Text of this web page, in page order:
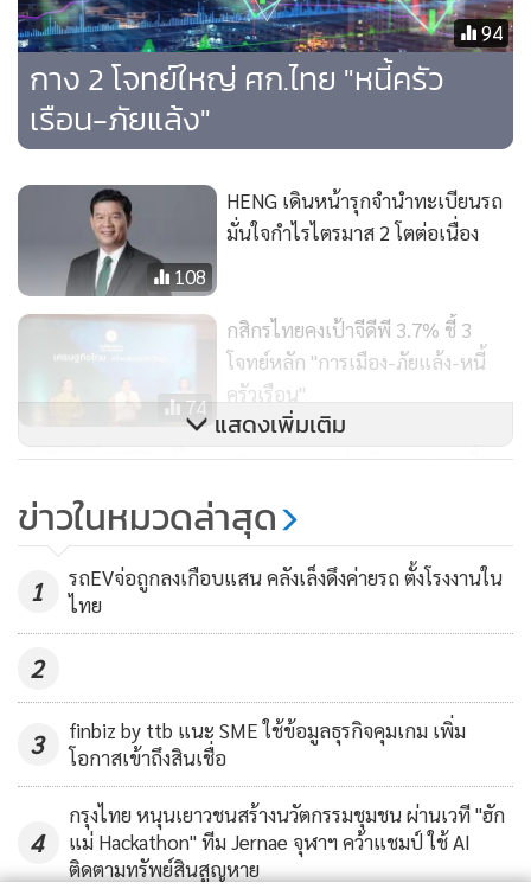
บริการให้แก่ลูกค้ารายใหญ่แบบองค์รวม (Total Solutions) โดย
เฉพาะในลูกค้ากลุ่มพลังงานและอสังหาริมทรัพย์ รวมถึงการเร่ง
ขยายสาขาสมหวัง เงินสั่งได้ เพื่อเพิ่มโอกาสการเข้าถึงสินเชื่อใน
ระบบแก่ชุมชนและธุรกิจรายย่อย ตามหลัก Responsible
Lending และการแก้หนี้ภาคครัวเรือนอย่างยั่งยืนเพื่อไม่ให้เป็น
หนี้เรื้อรัง (Persistent Debt) ผ่านการรวมหนี้ เพื่อลดภาระ
ดอกเบี้ยให้แก่ลูกค้า เป็นต้น”
สรุปผลประกอบการสำหรับงวดไตรมาส 2 และครึ่งปีแรกของปี
2566
ผลการดำเนินงานของกลุ่มทิสโก้สำหรับไตรมาส 2 ปี 2566
บริษัทมีกำไรสุทธิจำนวน 1,854 ล้านบาท เพิ่มขึ้น 0.3% จาก
ไตรมาส 2 ปี 2565 โดยรายได้จากการดำเนินงานปรับตัวดีขึ้น
4.1% จากการเติบโตของธุรกิจการให้สินเชื่อ ซึ่งส่งผลให้รายได้
ดอกเบี้ยสุทธิเพิ่มขึ้น 10.1% จากช่วงเดียวกันของปีก่อนหน้า
แม้ว่าต้นทุนทางการเงินจะเพิ่มสูงขึ้นกว่า 91.8% ตามทิศทาง
ดอกเบี้ยขาขึ้นในตลาด ในขณะที่รายได้ที่มิใช่ดอกเบี้ยลดลง
8.8% เนื่องมาจากความผันผวนและซบเซาของตลาดทุนเป็น
หลัก นอกจากนี้ ค่าธรรมเนียมจากธุรกิจธนาคารพาณิชย์ยังอ่อน
ตัวลงเล็กน้อย ในส่วนของค่าใช้จ่ายในการดำเนินงานปรับตัวเพิ่ม
ขึ้น 12.2% ส่วนใหญ่เป็นค่าใช้จ่ายที่เกี่ยวข้องกับการลงทุนตาม
แผนการเติบโตในระยะยาวของบริษัท ในขณะที่ผลขาดทุนด้าน
เครดิตที่คาดว่าจะเกิดขึ้น (Expected Credit Loss – ECL) อยู่ใน
ระดับต่ำที่ 0.1% ของยอดสินเชื่อเฉลี่ยตามการฟื้นตัวของ
เศรษฐกิจจากช่วง COVID-19 โดยบริษัทยังคงมีเงินสำรองผล
ขาดทุนด้านเครดิตอยู่ในระดับสูง พร้อมรองรับต่อความเสี่ยง
94
กาง 2 โจทย์ใหญ่ ศก.ไทย "หนี้ครัว
เรือน-ภัยแล้ง"
108
HENG เดินหน้ารุกจำนำทะเบียนรถ
มั่นใจกำไรไตรมาส 2 โตต่อเนื่อง
74
กสิกรไทยคงเป้าจีดีพี 3.7% ชี้ 3
โจทย์หลัก "การเมือง-ภัยแล้ง-หนี้
ครัวเรือน"
244
ttb analytics ห่วงทิศทางดอกเบี้ย
เงินเฟ้อขาลง กดจีดีพีปีนี้โตไม่ถึง
3.4%
แสดงเพิ่มเติม
ข่าวในหมวดล่าสุด
1
รถEVจ่อถูกลงเกือบแสน คลังเล็งดึงค่ายรถ ตั้งโรงงานใน
ไทย
2
3
finbiz by ttb แนะ SME ใช้ข้อมูลธุรกิจคุมเกม เพิ่ม
โอกาสเข้าถึงสินเชื่อ
4
กรุงไทย หนุนเยาวชนสร้างนวัตกรรมชุมชน ผ่านเวที "ฮัก
แม่ Hackathon" ทีม Jernae จุฬาฯ คว้าแชมป์ ใช้ AI
ติดตามทรัพย์สินสูญหาย